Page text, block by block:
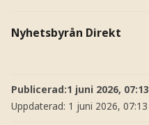
Nyhetsbyrån Direkt
Publicerad:1 juni 2026, 07:13
Uppdaterad: 1 juni 2026, 07:13